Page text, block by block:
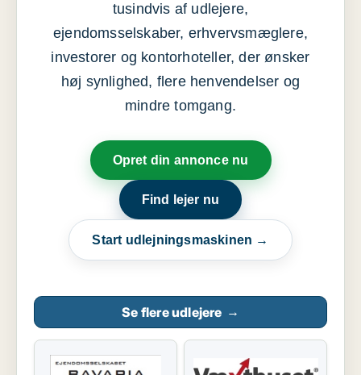
tusindvis af udlejere,
ejendomsselskaber, erhvervsmæglere,
investorer og kontorhoteller, der ønsker
høj synlighed, flere henvendelser og
mindre tomgang.
Opret din annonce nu
Find lejer nu
Start udlejningsmaskinen →
Se flere udlejere →